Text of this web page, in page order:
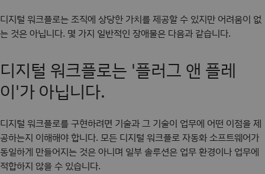
디지털 워크플로는 조직에 상당한 가치를 제공할 수 있지만 어려움이 없
는 것은 아닙니다. 몇 가지 일반적인 장애물은 다음과 같습니다.
디지털 워크플로는 '플러그 앤 플레
이'가 아닙니다.
디지털 워크플로를 구현하려면 기술과 그 기술이 업무에 어떤 이점을 제
공하는지 이해해야 합니다. 모든 디지털 워크플로 자동화 소프트웨어가
동일하게 만들어지는 것은 아니며 일부 솔루션은 업무 환경이나 업무에
적합하지 않을 수 있습니다.